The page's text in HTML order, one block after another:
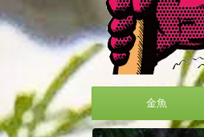
金魚